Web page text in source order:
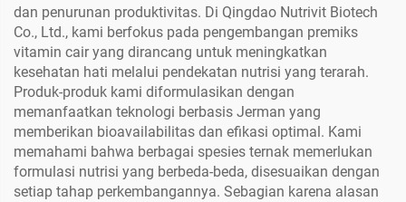
dan penurunan produktivitas. Di Qingdao Nutrivit Biotech
Co., Ltd., kami berfokus pada pengembangan premiks
vitamin cair yang dirancang untuk meningkatkan
kesehatan hati melalui pendekatan nutrisi yang terarah.
Produk-produk kami diformulasikan dengan
memanfaatkan teknologi berbasis Jerman yang
memberikan bioavailabilitas dan efikasi optimal. Kami
memahami bahwa berbagai spesies ternak memerlukan
formulasi nutrisi yang berbeda-beda, disesuaikan dengan
setiap tahap perkembangannya. Sebagian karena alasan